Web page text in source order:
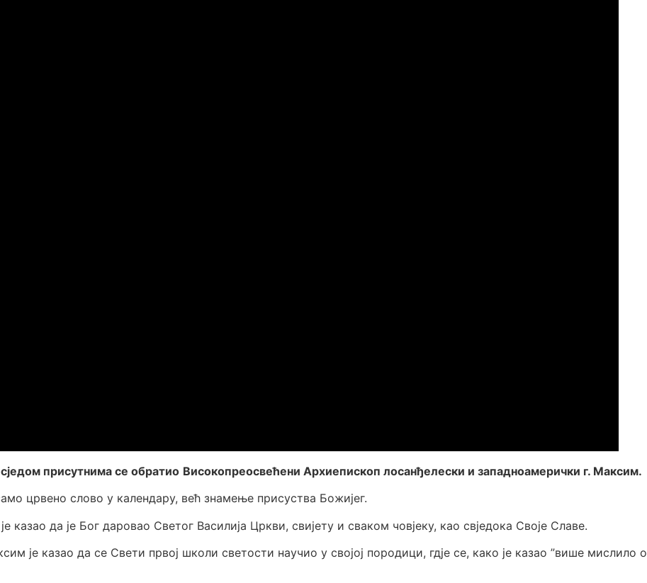
присутнима се обратио Високопреосвећени Архиепископ лосанђелески и западноамерички г. Максим.
црвено слово у календару, већ знамење присуства Божијег.
казао да је Бог даровао Светог Василија Цркви, свијету и сваком човјеку, као свједока Своје Славе.
је казао да се Свети првој школи светости научио у својој породици, гдје се, како је казао ”више мислило о